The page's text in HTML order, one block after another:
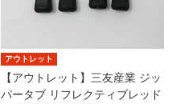
アウトレット
【アウトレット】三友産業 ジッ
パータブ リフレクティブレッド